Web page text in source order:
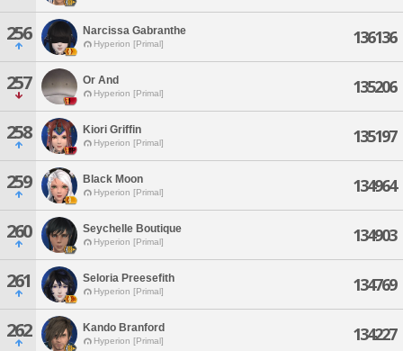
256 Narcissa Gabranthe
Hyperion [Primal] 136136
257 Or And
Hyperion [Primal] 135206
258 Kiori Griffin
Hyperion [Primal] 135197
259 Black Moon
Hyperion [Primal] 134964
260 Seychelle Boutique
Hyperion [Primal] 134903
261 Seloria Preesefith
Hyperion [Primal] 134769
262 Kando Branford
Hyperion [Primal] 134227